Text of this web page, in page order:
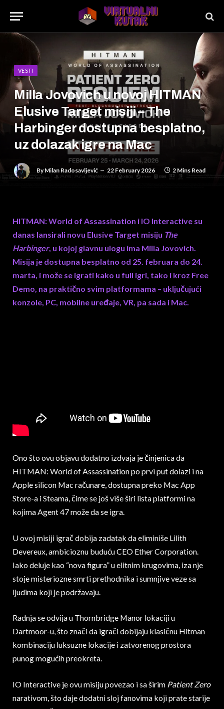
VESTI
Milla Jovovich u novoj HITMAN
Elusive Target misiji – The
Harbinger dostupna besplatno,
uz dolazak igre na Mac
By Milan Radosavljević 22 February 2026 2 Mins Read
HITMAN: World of Assassination i IO Interactive su
danas lansirali novu Elusive Target misiju The
Harbinger, u kojoj glavnu ulogu ima Milla Jovovich.
Misija je dostupna besplatno od 25. februara do 24.
marta, i može se igrati kako u full igri, tako i kroz Free
Demo, na praktično svim platformama – uključujući
konzole, PC, mobilne uređaje, VR, pa sada i Mac.
Ono što ovu objavu dodatno izdvaja je činjenica da
HITMAN: World of Assassination po prvi put dolazi i na
Apple silicon Mac računare, dostupna preko Mac App
Store-a i Steama, čime se još više širi lista platformi na
kojima Agent 47 može da se igra.
U ovoj misiji igrač dobija zadatak da eliminiše Lilith
Devereux, ambicioznu buduću CEO Ether Corporation.
Iako deluje kao “nova figura” u elitnim krugovima, iza nje
stoje misteriozne smrti prethodnika i sumnjive veze sa
ljudima koji je podržavaju.
Radnja se odvija u Thornbridge Manor lokaciji u
Dartmoor-u, što znači da igrači dobijaju klasičnu Hitman
kombinaciju luksuzne lokacije i zatvorenog prostora
punog mogućih preokreta.
IO Interactive je ovu misiju povezao i sa širim Patient Zero
narativom, što daje dodatni sloj fanovima koji prate starije